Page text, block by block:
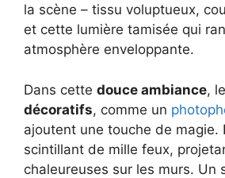
la scène – tissu voluptueux,
et cette lumière tamisée qui
atmosphère enveloppante.
Dans cette douce ambiance,
décoratifs, comme un
ajoutent une touche de magie.
scintillant de mille feux,
chaleureuses sur les murs. Un